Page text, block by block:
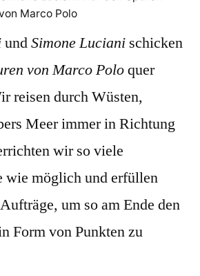
Marco Polo
undSimone Luciani schicken
von Marco Poloquer
reisen durch Wüsten,
Meer immer in Richtung
wir so viele
wie möglich und erfüllen
um so am Ende den
Form von Punkten zu